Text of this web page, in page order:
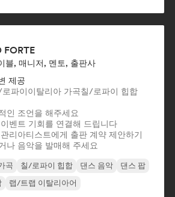
FORTE
블, 매니저, 멘토, 출판사
제공
파이이탈리아 가곡칠/로파이 힙합
인 조언을 해주세요
벤트 기회를 연결해 드립니다
리아티스트에게 출판 계약 제안하기
나 음악을 발매해 주세요
곡 칠/로파이 힙합 댄스 음악
댄스 팝
랩/트랩 이탈리아어